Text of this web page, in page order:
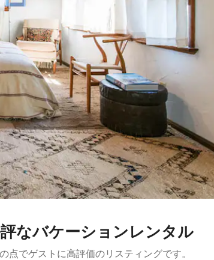
なバケーションレンタル
点でゲストに高評価のリスティングです。